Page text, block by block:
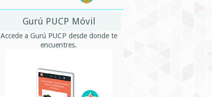
Gurú PUCP Móvil
Accede a Gurú PUCP desde donde te
encuentres.